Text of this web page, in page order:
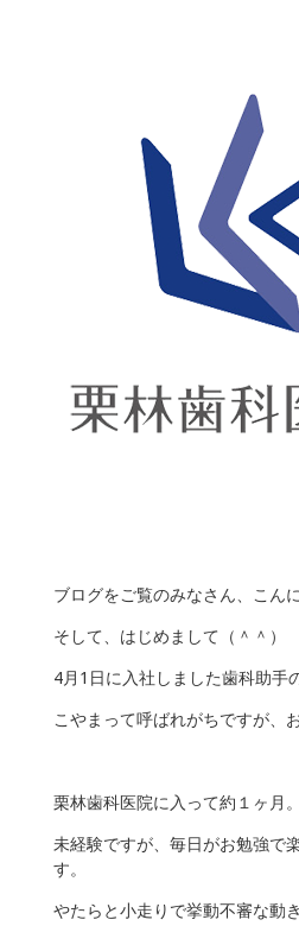
ブログをご覧のみなさん、こん
そして、はじめまして（＾＾）
4月1日に入社しました歯科助手
こやまって呼ばれがちですが、
栗林歯科医院に入って約１ヶ月。
未経験ですが、毎日がお勉強で
す。
やたらと小走りで挙動不審な動